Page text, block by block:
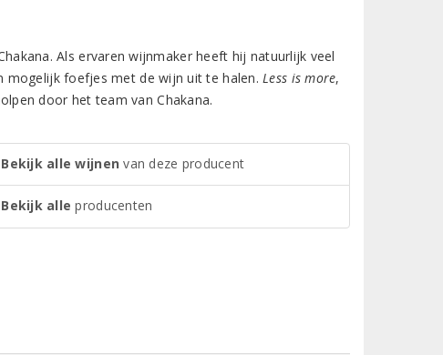
Als ervaren wijnmaker heeft hij natuurlijk veel
mogelijk foefjes met de wijn uit te halen.Less is more,
door het team van Chakana.
Bekijk alle wijnen van deze producent
Bekijk alle producenten